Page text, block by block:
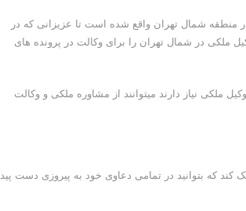
منطقه شمال تهران واقع شده است تا عزیزانی که در
ملکی در شمال تهران را برای وکالت در پرونده های
ملکی نیاز دارند میتوانند از مشاوره ملکی و وکالت
که بتوانید در تمامی دعاوی خود به پیروزی دست پیدا